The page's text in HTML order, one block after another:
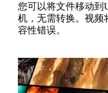
您可以将文件移动到
机，无需转换。视频
容性错误。